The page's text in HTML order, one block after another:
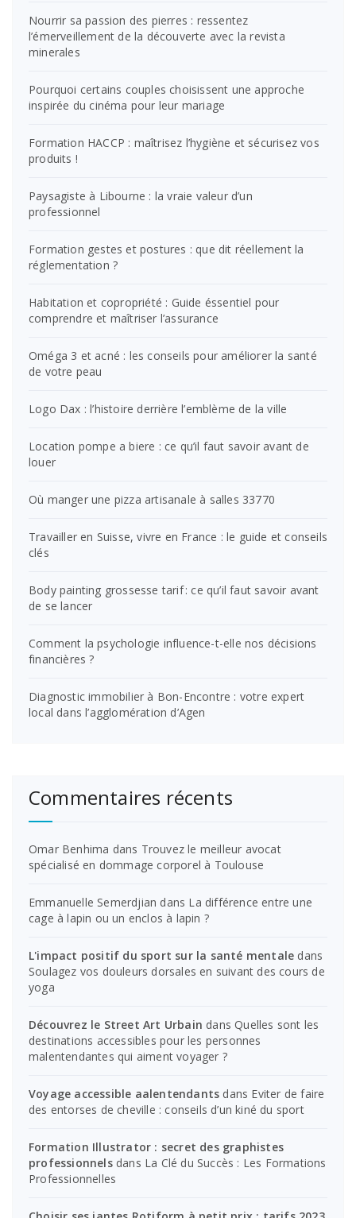
Nourrir sa passion des pierres : ressentez
l’émerveillement de la découverte avec la revista
minerales
Pourquoi certains couples choisissent une approche
inspirée du cinéma pour leur mariage
Formation HACCP : maîtrisez l’hygiène et sécurisez vos
produits !
Paysagiste à Libourne : la vraie valeur d’un
professionnel
Formation gestes et postures : que dit réellement la
réglementation ?
Habitation et copropriété : Guide éssentiel pour
comprendre et maîtriser l’assurance
Oméga 3 et acné : les conseils pour améliorer la santé
de votre peau
Logo Dax : l’histoire derrière l’emblème de la ville
Location pompe a biere : ce qu’il faut savoir avant de
louer
Où manger une pizza artisanale à salles 33770
Travailler en Suisse, vivre en France : le guide et conseils
clés
Body painting grossesse tarif : ce qu’il faut savoir avant
de se lancer
Comment la psychologie influence-t-elle nos décisions
financières ?
Diagnostic immobilier à Bon-Encontre : votre expert
local dans l’agglomération d’Agen
Commentaires récents
Omar Benhima dans Trouvez le meilleur avocat
spécialisé en dommage corporel à Toulouse
Emmanuelle Semerdjian dans La différence entre une
cage à lapin ou un enclos à lapin ?
L'impact positif du sport sur la santé mentale dans
Soulagez vos douleurs dorsales en suivant des cours de
yoga
Découvrez le Street Art Urbain dansQuelles sont les
destinations accessibles pour les personnes
malentendantes qui aiment voyager ?
Voyage accessible aalentendants dans Eviter de faire
des entorses de cheville : conseils d’un kiné du sport
Formation Illustrator : secret des graphistes
professionnelsdans La Clé du Succès : Les Formations
Professionnelles